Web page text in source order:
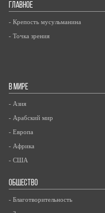
ГЛАВНОЕ
- Крепость мусульманина
- Точка зрения
В МИРЕ
- Азия
- Арабский мир
- Европа
- Африка
- США
ОБЩЕСТВО
- Благотворительность